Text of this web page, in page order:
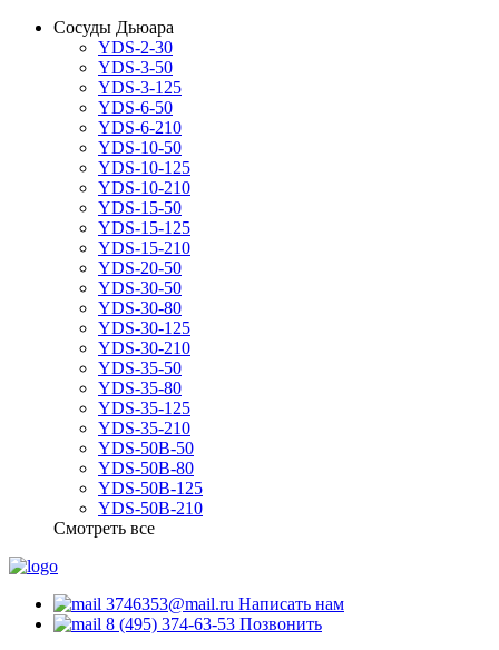
Сосуды Дьюара
YDS-2-30
YDS-3-50
YDS-3-125
YDS-6-50
YDS-6-210
YDS-10-50
YDS-10-125
YDS-10-210
YDS-15-50
YDS-15-125
YDS-15-210
YDS-20-50
YDS-30-50
YDS-30-80
YDS-30-125
YDS-30-210
YDS-35-50
YDS-35-80
YDS-35-125
YDS-35-210
YDS-50B-50
YDS-50B-80
YDS-50B-125
YDS-50B-210
Смотреть все
3746353@mail.ru Написать нам
8 (495) 374-63-53 Позвонить